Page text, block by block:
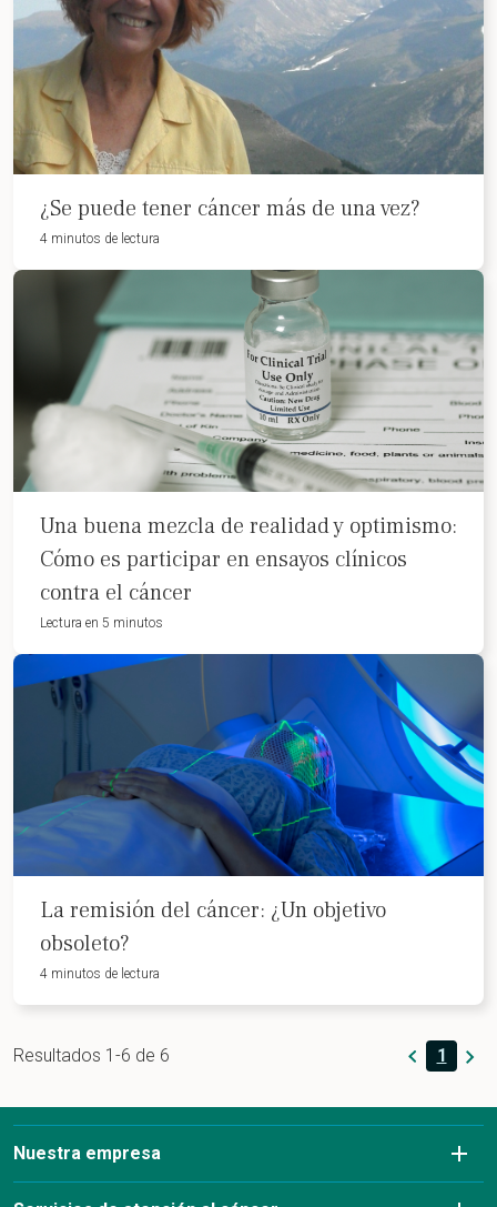
¿Se puede tener cáncer más de una vez?
4 minutos de lectura
Una buena mezcla de realidad y optimismo:
Cómo es participar en ensayos clínicos
contra el cáncer
Lectura en 5 minutos
La remisión del cáncer: ¿Un objetivo
obsoleto?
4 minutos de lectura
Resultados 1-6 de 6 1
Nuestra empresa
Sobre nosotros